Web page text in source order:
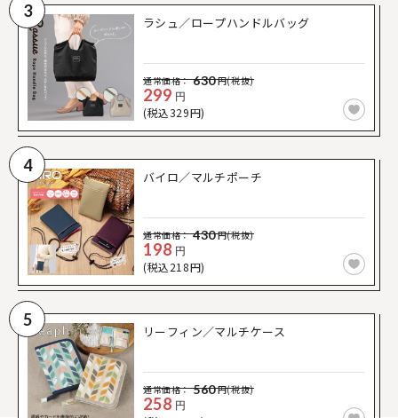
3
ラシュ／ロープハンドルバッグ
通常価格： 630円(税抜)
299 円
(税込329円)
4
バイロ／マルチポーチ
通常価格： 430円(税抜)
198 円
(税込218円)
5
リーフィン／マルチケース
通常価格： 560円(税抜)
258 円